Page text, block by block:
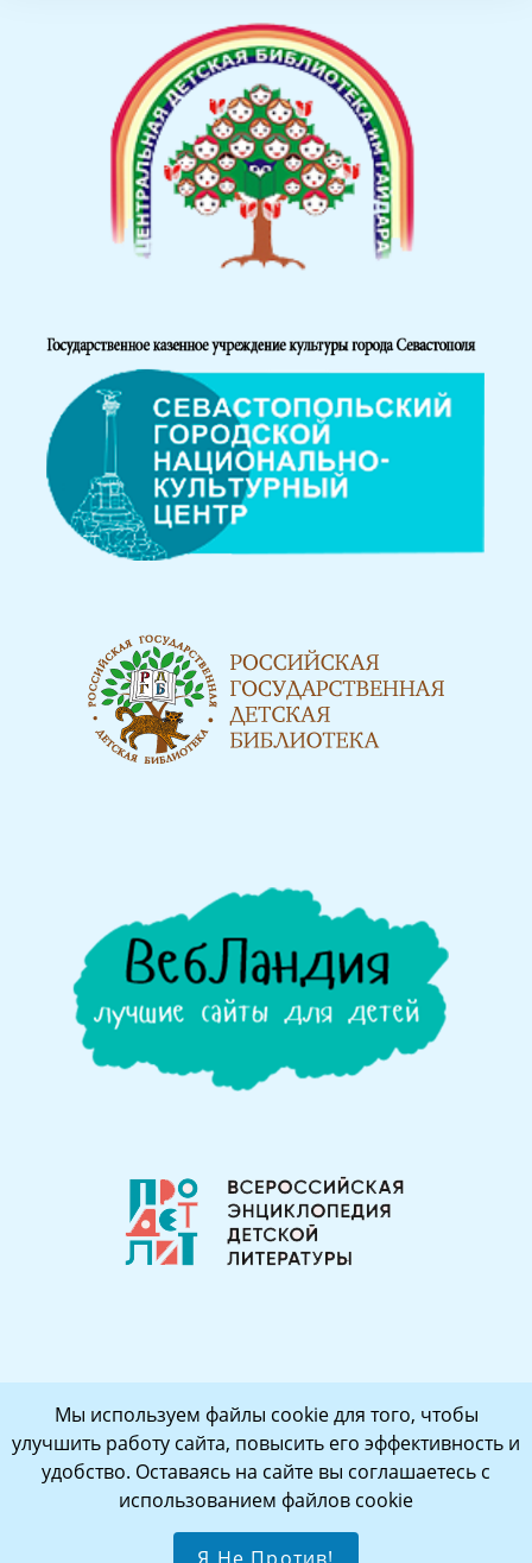
Мы используем файлы cookie для того, чтобы
улучшить работу сайта, повысить его эффективность и
удобство. Оставаясь на сайте вы соглашаетесь с
использованием файлов cookie